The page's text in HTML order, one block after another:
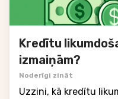
Kredītu
izmaiņām?
Noderīgi zināt
Uzzini, kā kredītu